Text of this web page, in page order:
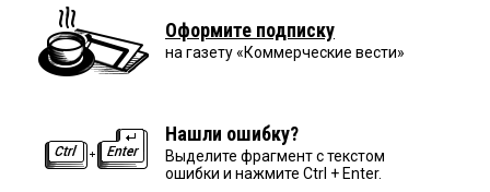
Оформите подписку
на газету «Коммерческие вести»
Нашли ошибку?
Выделите фрагмент с текстом
ошибки и нажмите Ctrl + Enter.